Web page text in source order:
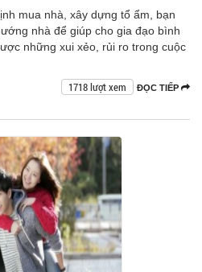
mua nhà, xây dựng tổ ẩm, bạn
nhà để giúp cho gia đạo bình
những xui xẻo, rủi ro trong cuộc
ĐỌC TIẾP
1718 lượt xem